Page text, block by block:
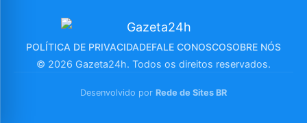
POLÍTICA DE PRIVACIDADEFALE CONOSCOSOBRE NÓS
© 2026 Gazeta24h. Todos os direitos reservados.
Desenvolvido por Rede de Sites BR